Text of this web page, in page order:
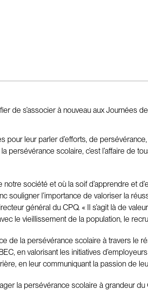
de s’associer à nouveau aux Journées
pour leur parler d’efforts, de
persévérance scolaire, c’est l’affaire de
société et où la soif d’apprendre et
souligner l’importance de valoriser la
général du CPQ. « Il s’agit là de
le vieillissement de la population, le
de la persévérance scolaire à travers le
en valorisant les initiatives
en leur communiquant la passion de
la persévérance scolaire à grandeur